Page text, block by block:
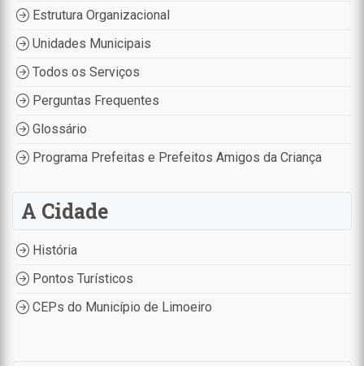
Estrutura Organizacional
Unidades Municipais
Todos os Serviços
Perguntas Frequentes
Glossário
Programa Prefeitas e Prefeitos Amigos da Criança
A Cidade
História
Pontos Turísticos
CEPs do Município de Limoeiro